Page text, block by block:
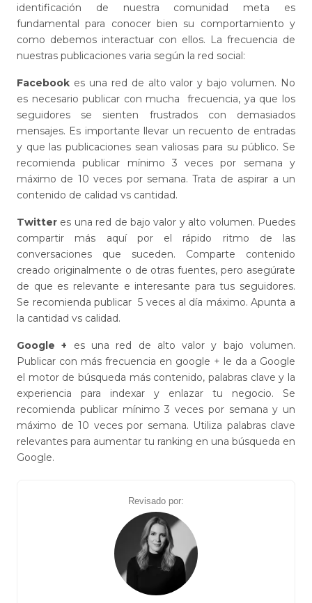
identificación de nuestra comunidad meta es
fundamental para conocer bien su comportamiento y
como debemos interactuar con ellos. La frecuencia de
nuestras publicaciones varia según la red social:
Facebook es una red de alto valor y bajo volumen. No
es necesario publicar con mucha frecuencia, ya que los
seguidores se sienten frustrados con demasiados
mensajes. Es importante llevar un recuento de entradas
y que las publicaciones sean valiosas para su público. Se
recomienda publicar mínimo 3 veces por semana y
máximo de 10 veces por semana. Trata de aspirar a un
contenido de calidad vs cantidad.
Twitter es una red de bajo valor y alto volumen. Puedes
compartir más aquí por el rápido ritmo de las
conversaciones que suceden. Comparte contenido
creado originalmente o de otras fuentes, pero asegúrate
de que es relevante e interesante para tus seguidores.
Se recomienda publicar 5 veces al día máximo. Apunta a
la cantidad vs calidad.
Google + es una red de alto valor y bajo volumen.
Publicar con más frecuencia en google + le da a Google
el motor de búsqueda más contenido, palabras clave y la
experiencia para indexar y enlazar tu negocio. Se
recomienda publicar mínimo 3 veces por semana y un
máximo de 10 veces por semana. Utiliza palabras clave
relevantes para aumentar tu ranking en una búsqueda en
Google.
Revisado por: